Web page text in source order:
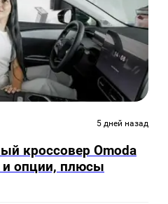
5 дней назад
кроссовер Omoda
и опции, плюсы